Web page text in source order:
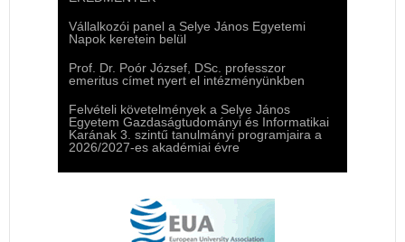
Vállalkozói panel a Selye János Egyetemi
Napok keretein belül
Prof. Dr. Poór József, DSc. professzor
emeritus címet nyert el intézményünkben
Felvételi követelmények a Selye János
Egyetem Gazdaságtudományi és Informatikai
Karának 3. szintű tanulmányi programjaira a
2026/2027-es akadémiai évre